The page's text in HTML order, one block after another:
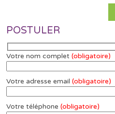
POSTULER
Votre nom complet(obligatoire)
Votre adresse email(obligatoire)
Votre téléphone(obligatoire)